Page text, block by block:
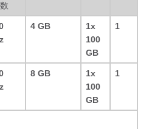
数
4 GB
1x
100
GB
1
8 GB
1x
100
GB
1